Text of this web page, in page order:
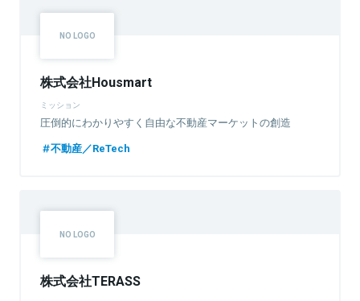
株式会社Housmart
ミッション
圧倒的にわかりやすく自由な不動産マーケットの創造
不動産／ReTech
株式会社TERASS